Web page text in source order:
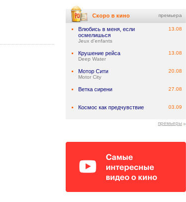
Скоро в кино премьера
Влюбись в меня, если
осмелишься
Jeux d'enfants
13.08
Крушение рейса
Deep Water
13.08
Мотор Сити
Motor City
20.08
Ветка сирени 27.08
Космос как предчувствие 03.09
премьеры